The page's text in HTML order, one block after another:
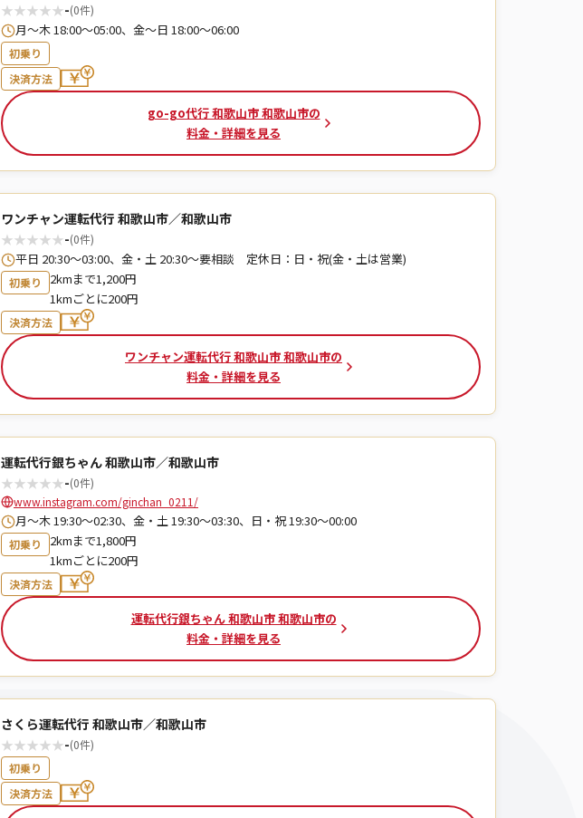
★★★★★-(0件)
月〜木 18:00〜05:00、金〜日 18:00〜06:00
初乗り
決済方法
go-go代行 和歌山市 和歌山市の
料金・詳細を見る
ワンチャン運転代行 和歌山市／和歌山市
★★★★★-(0件)
平日 20:30〜03:00、金・土 20:30〜要相談 定休日：日・祝(金・土は営業)
初乗り
2kmまで1,200円
1kmごとに200円
決済方法
ワンチャン運転代行 和歌山市 和歌山市の
料金・詳細を見る
運転代行銀ちゃん 和歌山市／和歌山市
★★★★★-(0件)
www.instagram.com/ginchan_0211/
月〜木 19:30〜02:30、金・土 19:30〜03:30、日・祝 19:30〜00:00
初乗り
2kmまで1,800円
1kmごとに200円
決済方法
運転代行銀ちゃん 和歌山市 和歌山市の
料金・詳細を見る
さくら運転代行 和歌山市／和歌山市
★★★★★-(0件)
初乗り
決済方法